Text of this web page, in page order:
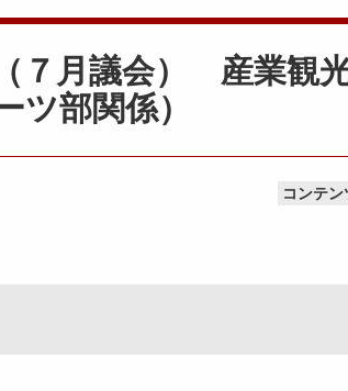
７月議会） 産業観
ツ部関係）
コンテ